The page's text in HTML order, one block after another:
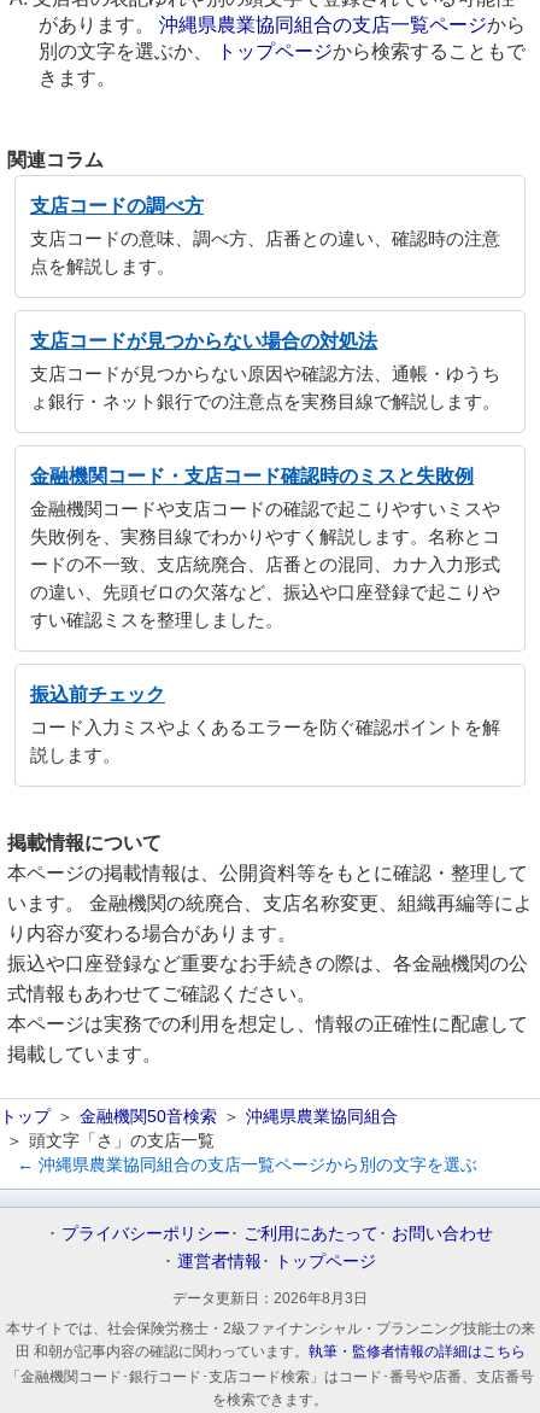
があります。 沖縄県農業協同組合の支店一覧ページから
別の文字を選ぶか、
トップページから検索することもで
きます。
関連コラム
支店コードの調べ方
支店コードの意味、調べ方、店番との違い、確認時の注意
点を解説します。
支店コードが見つからない場合の対処法
支店コードが見つからない原因や確認方法、通帳・ゆうち
ょ銀行・ネット銀行での注意点を実務目線で解説します。
金融機関コード・支店コード確認時のミスと失敗例
金融機関コードや支店コードの確認で起こりやすいミスや
失敗例を、実務目線でわかりやすく解説します。名称とコ
ードの不一致、支店統廃合、店番との混同、カナ入力形式
の違い、先頭ゼロの欠落など、振込や口座登録で起こりや
すい確認ミスを整理しました。
振込前チェック
コード入力ミスやよくあるエラーを防ぐ確認ポイントを解
説します。
掲載情報について
本ページの掲載情報は、公開資料等をもとに確認・整理して
います。 金融機関の統廃合、支店名称変更、組織再編等によ
り内容が変わる場合があります。
振込や口座登録など重要なお手続きの際は、各金融機関の公
式情報もあわせてご確認ください。
本ページは実務での利用を想定し、情報の正確性に配慮して
掲載しています。
トップ 金融機関50音検索
沖縄県農業協同組合
頭文字「さ」の支店一覧
← 沖縄県農業協同組合の支店一覧ページから別の文字を選ぶ
プライバシーポリシー ご利用にあたって
お問い合わせ
運営者情報
トップページ
データ更新日： 2026年8月3日
本サイトでは、社会保険労務士・2級ファイナンシャル・プランニング技能士の来
田 和朝が記事内容の確認に関わっています。 執筆・監修者情報の詳細はこちら
「金融機関コード･銀行コード･支店コード検索」はコード･番号や店番、支店番号
を検索できます。